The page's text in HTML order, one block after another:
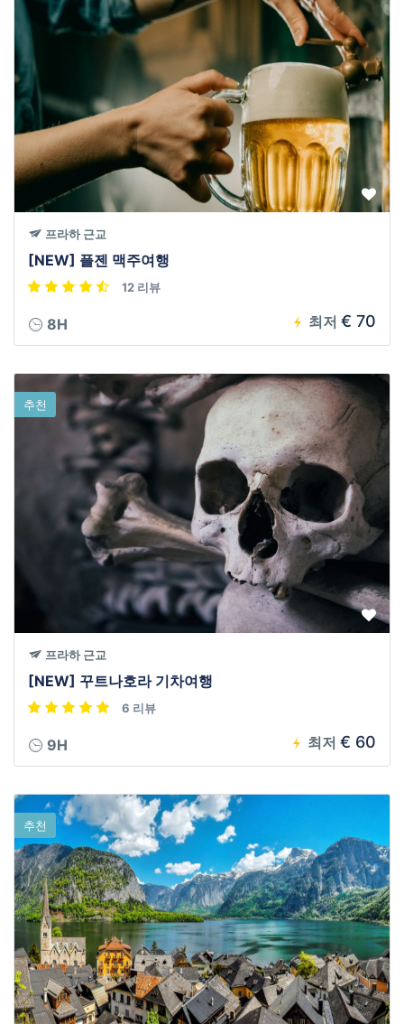
프라하 근교
[NEW] 플젠 맥주여행
12 리뷰
8H 최저 € 70
추천
프라하 근교
[NEW] 꾸트나호라 기차여행
6 리뷰
9H 최저 € 60
추천